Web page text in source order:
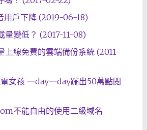
用戶下降 (2019-06-18)
量變低？ (2017-11-08)
上線免費的雲端備份系統 (2011-
女孩 一day一day蹦出50萬點閱
不能自由的使用二級域名